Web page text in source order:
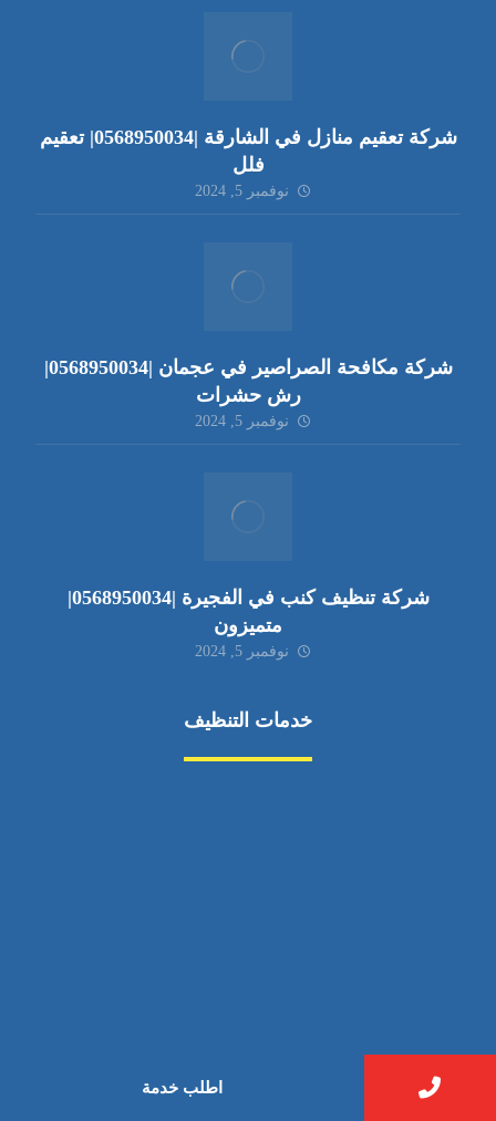
شركة تعقيم منازل في الشارقة |0568950034| تعقيم
فلل
نوفمبر 5, 2024
شركة مكافحة الصراصير في عجمان |0568950034|
رش حشرات
نوفمبر 5, 2024
شركة تنظيف كنب في الفجيرة |0568950034|
متميزون
نوفمبر 5, 2024
خدمات التنظيف
لورماطلب خدمة